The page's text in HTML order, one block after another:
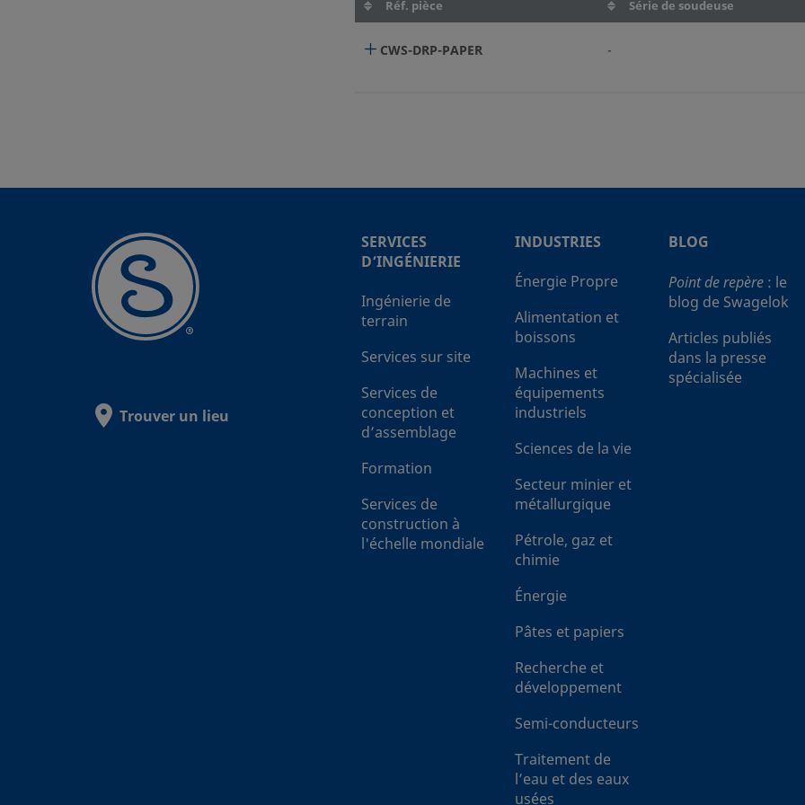
Réf. pièce Série de soudeuse
CWS-DRP-PAPER -
Trouver un lieu
SERVICES
D’INGÉNIERIE
Ingénierie de
terrain
Services sur site
Services de
conception et
d’assemblage
Formation
Services de
construction à
l'échelle mondiale
INDUSTRIES
Énergie Propre
Alimentation et
boissons
Machines et
équipements
industriels
Sciences de la vie
Secteur minier et
métallurgique
Pétrole, gaz et
chimie
Énergie
Pâtes et papiers
Recherche et
développement
Semi-conducteurs
Traitement de
l’eau et des eaux
usées
BLOG
Point de repère : le
blog de Swagelok
Articles publiés
dans la presse
spécialisée